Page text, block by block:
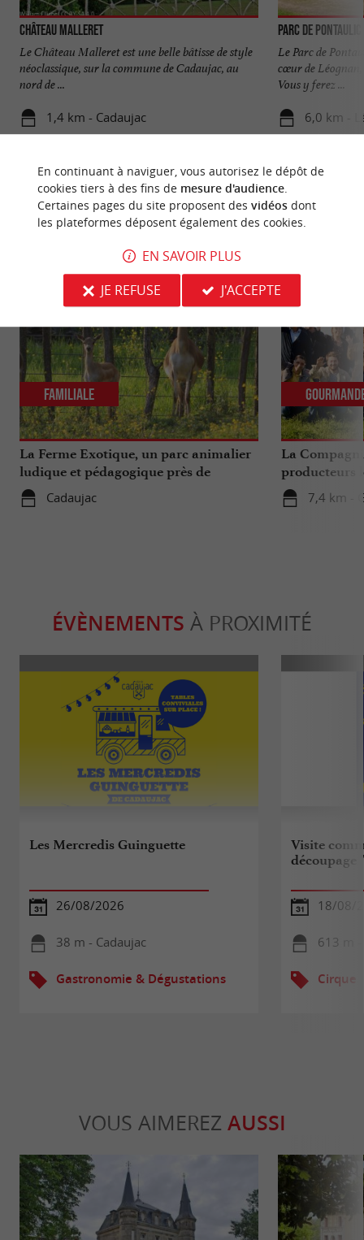
Château Malleret
Le Château Malleret est une belle bâtisse de style
néoclassique, sur la commune de Cadaujac, au
nord de ...
1,4 km - Cadaujac
Parc de Pontaulic
Le Parc de
cœur de Léognan,
Vous y ferez ...
6,0 km -
La Ferme Exotique, un parc animalier
ludique et pédagogique près de
Bordeaux
Cadaujac
Familiale
La
producteurs
...
7,4 km -
ÉVÈNEMENTS À PROXIMITÉ
Les Mercredis Guinguette
26/08/2026
38 m - Cadaujac
Gastronomie & Dégustations
Visite
découpage
18/08/
613 m -
Cirque
VOUS AIMEREZ AUSSI
En continuant à naviguer, vous autorisez le dépôt de
cookies tiers à des fins de mesure d'audience.
Certaines pages du site proposent des vidéosdont
les plateformes déposent également des cookies.
EN SAVOIR PLUS
JE REFUSE
J'ACCEPTE